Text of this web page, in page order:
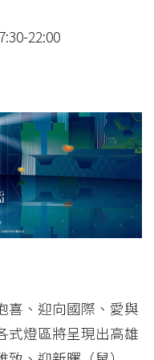
22:00
喜、迎向國際、愛與
式燈區將呈現出高雄